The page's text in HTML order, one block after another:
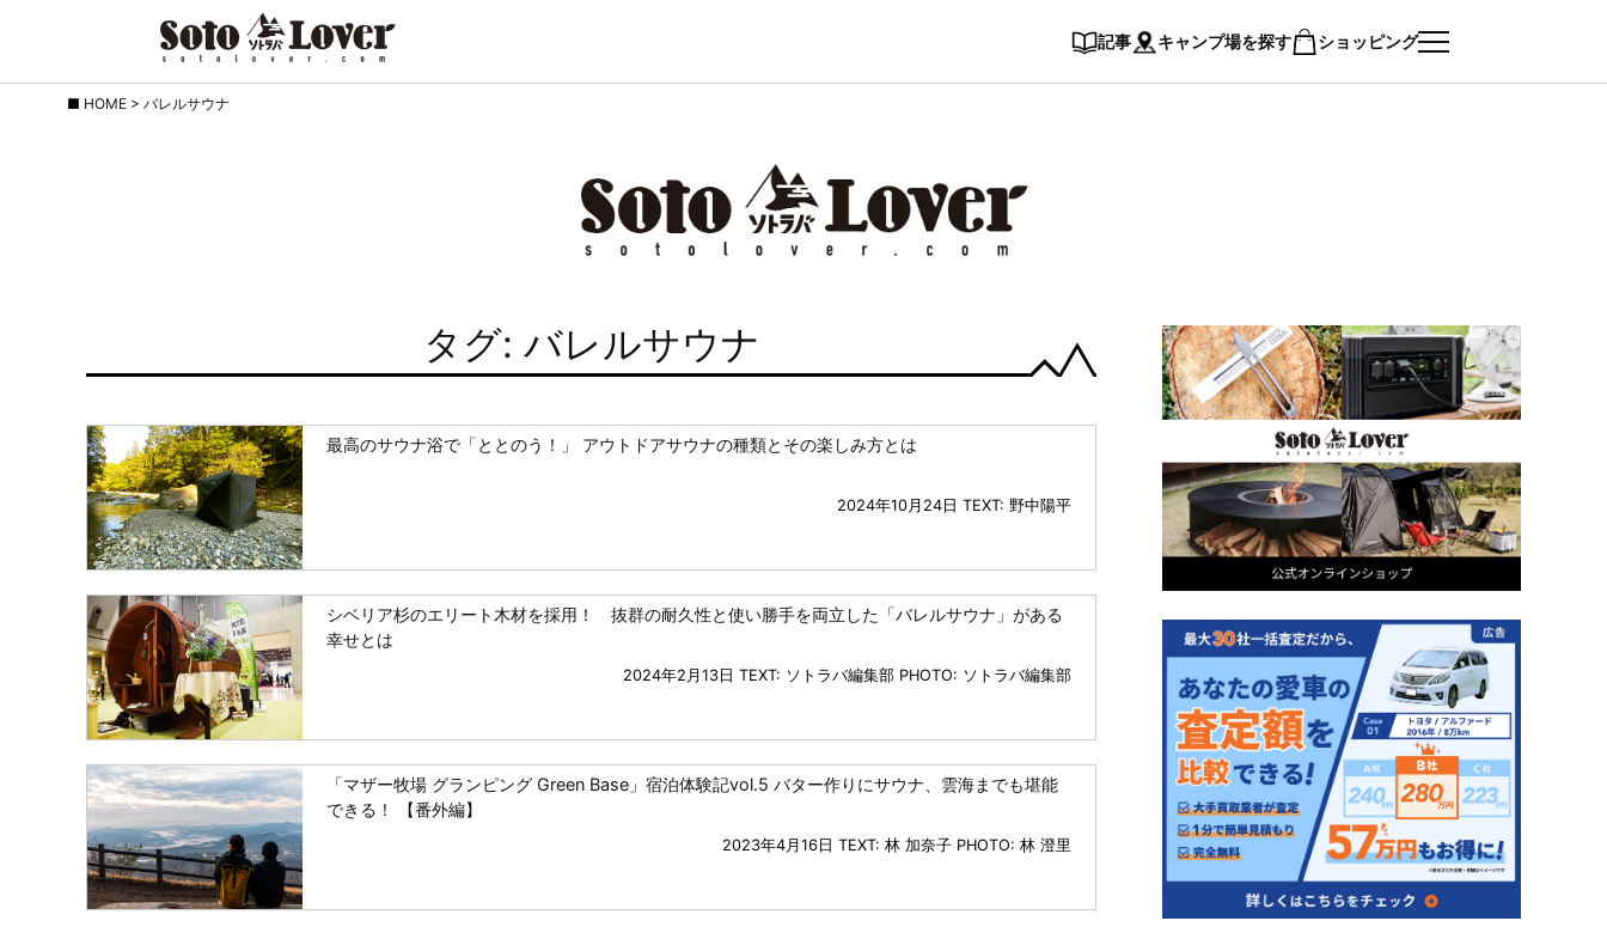
記事 キャンプ場を探す ショッピング
HOME > バレルサウナ
タグ: バレルサウナ
最高のサウナ浴で「ととのう！」 アウトドアサウナの種類とその楽しみ方とは
2024年10月24日 TEXT: 野中陽平
シベリア杉のエリート木材を採用！ 抜群の耐久性と使い勝手を両立した「バレルサウナ」がある
幸せとは
2024年2月13日 TEXT: ソトラバ編集部 PHOTO: ソトラバ編集部
「マザー牧場 グランピング Green Base」宿泊体験記vol.5 バター作りにサウナ、雲海までも堪能
できる！ 【番外編】
2023年4月16日 TEXT: 林 加奈子 PHOTO: 林 澄里